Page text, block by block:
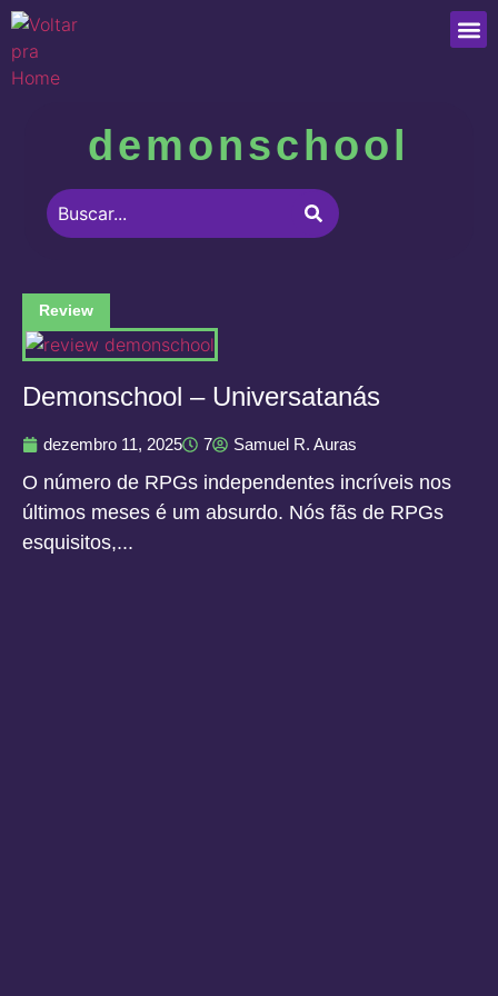
demonschool
Review
Demonschool – Universatanás
dezembro 11, 2025 7 Samuel R. Auras
O número de RPGs independentes incríveis nos
últimos meses é um absurdo. Nós fãs de RPGs
esquisitos,...